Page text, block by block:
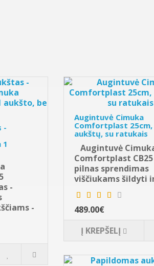
-
1
-
-
Augintuvė Cimuka
Comfortplast 25cm,
aukštų, su ratukais
Augintuvė
Comfortplast
pilnas sprendimas
viščiukams šildyti
489.00€
Į KREPŠELĮ